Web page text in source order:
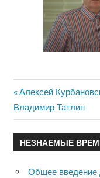
Навигация
по
записям
Previous
Post:
Алексей
Владимир Татлин
НЕЗНАЕМЫЕ
Общее введение